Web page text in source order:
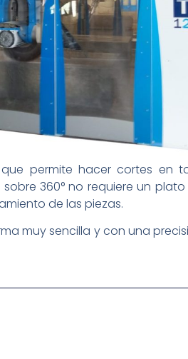
permite hacer cortes en
360° no requiere un
de las piezas.
muy sencilla y con una